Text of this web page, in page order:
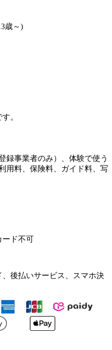
歳～)
。
録事業者のみ）、体験で使う
用料、保険料、ガイド料、写
ード不可
後払いサービス、スマホ決